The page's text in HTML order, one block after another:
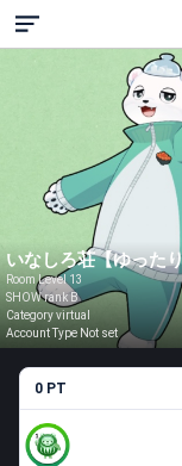
いなしろ荘【ゆった
Room Level 13
SHOW rank B
Category virtual
Account Type Not set
0 PT